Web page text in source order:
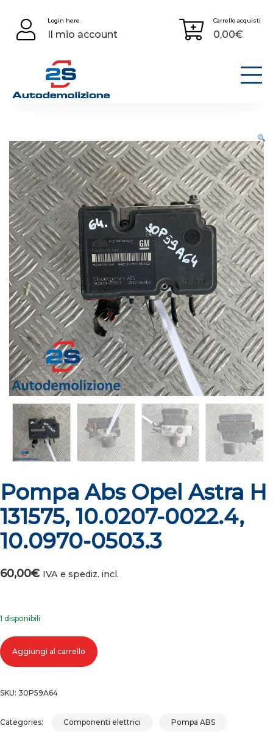
content
Login here
Il mio account
Carrello acquisti
0,00€
Pompa Abs Opel Astra H
131575, 10.0207-0022.4,
10.0970-0503.3
60,00€ IVA e spediz. incl.
1 disponibili
Pompa abs opel astra h 131575, 10.0207-0022.4, 10.0970-0503.3 quantità
Aggiungi al carrello
SKU: 30P59A64
Categories: Componenti elettrici Pompa ABS